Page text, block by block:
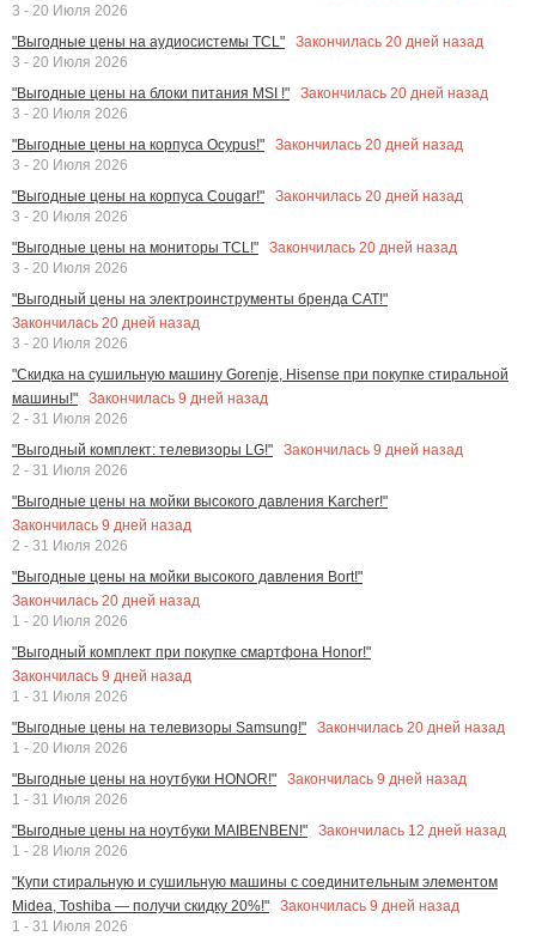
3 - 20 Июля 2026
"Выгодные цены на аудиосистемы TCL"
Закончилась 20 дней назад
3 - 20 Июля 2026
"Выгодные цены на блоки питания MSI !"
Закончилась 20 дней назад
3 - 20 Июля 2026
"Выгодные цены на корпуса Ocypus!"
Закончилась 20 дней назад
3 - 20 Июля 2026
"Выгодные цены на корпуса Cougar!"
Закончилась 20 дней назад
3 - 20 Июля 2026
"Выгодные цены на мониторы TCL!"
Закончилась 20 дней назад
3 - 20 Июля 2026
"Выгодный цены на электроинструменты бренда CAT!"
Закончилась 20 дней назад
3 - 20 Июля 2026
"Скидка на сушильную машину Gorenje, Hisense при покупке стиральной
машины!"
Закончилась 9 дней назад
2 - 31 Июля 2026
"Выгодный комплект: телевизоры LG!"
Закончилась 9 дней назад
2 - 31 Июля 2026
"Выгодные цены на мойки высокого давления Karcher!"
Закончилась 9 дней назад
2 - 31 Июля 2026
"Выгодные цены на мойки высокого давления Bort!"
Закончилась 20 дней назад
1 - 20 Июля 2026
"Выгодный комплект при покупке смартфона Honor!"
Закончилась 9 дней назад
1 - 31 Июля 2026
"Выгодные цены на телевизоры Samsung!"
Закончилась 20 дней назад
1 - 20 Июля 2026
"Выгодные цены на ноутбуки HONOR!"
Закончилась 9 дней назад
1 - 31 Июля 2026
"Выгодные цены на ноутбуки MAIBENBEN!"
Закончилась 12 дней назад
1 - 28 Июля 2026
"Купи стиральную и сушильную машины с соединительным элементом
Midea, Toshiba — получи скидку 20%!"
Закончилась 9 дней назад
1 - 31 Июля 2026